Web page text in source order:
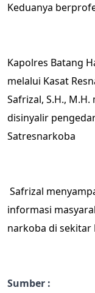
Keduanya
Kapolres Batang
melalui Kasat
Safrizal, S.H.,
disinyalir
Satresnarkoba
Safrizal
informasi
narkoba di sekitar
Sumber :